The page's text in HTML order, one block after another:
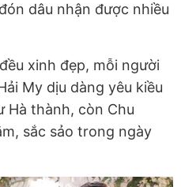
dâu nhận được nhiều
xinh đẹp, mỗi người
My dịu dàng yêu kiều
Hà thành, còn Chu
sắc sảo trong ngày